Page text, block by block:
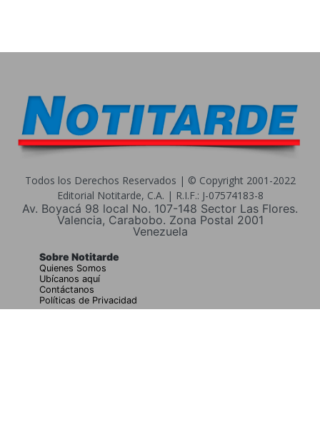
Todos los Derechos Reservados | © Copyright 2001-2022
Editorial Notitarde, C.A. | R.I.F.: J-07574183-8
Av. Boyacá 98 local No. 107-148 Sector Las Flores.
Valencia, Carabobo. Zona Postal 2001
Venezuela
Sobre Notitarde
Quienes Somos
Ubícanos aquí
Contáctanos
Políticas de Privacidad